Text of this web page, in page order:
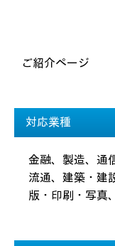
ご紹介ページ
対応業種
金融、製造、通
流通、建築・建
版・印刷・写真